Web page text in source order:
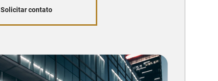
Solicitar contato